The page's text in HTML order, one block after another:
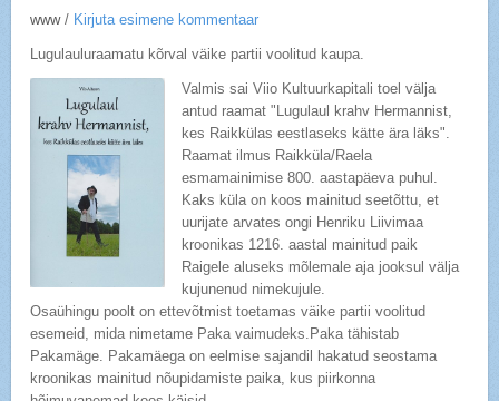
www/ Kirjuta esimene kommentaar
Lugulauluraamatu kõrval väike partii voolitud kaupa.
Valmis sai Viio Kultuurkapitali toel välja
antud raamat "Lugulaul krahv Hermannist,
kes Raikkülas eestlaseks kätte ära läks".
Raamat ilmus Raikküla/Raela
esmamainimise 800. aastapäeva puhul.
Kaks küla on koos mainitud seetõttu, et
uurijate arvates ongi Henriku Liivimaa
kroonikas 1216. aastal mainitud paik
Raigele aluseks mõlemale aja jooksul välja
kujunenud nimekujule.
Osaühingu poolt on ettevõtmist toetamas väike partii voolitud
esemeid, mida nimetame Paka vaimudeks.Paka tähistab
Pakamäge. Pakamäega on eelmise sajandil hakatud seostama
kroonikas mainitud nõupidamiste paika, kus piirkonna